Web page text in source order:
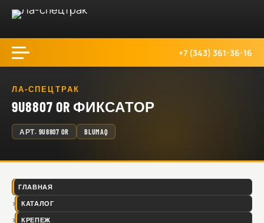
+7 (343) 361-36-16
ЛА-СПЕЦТРАК
9U8807 OR ФИКСАТОР
АРТ. 9U8807 OR BLUMAQ
ГЛАВНАЯ
КАТАЛОГ
КРЕПЕЖ